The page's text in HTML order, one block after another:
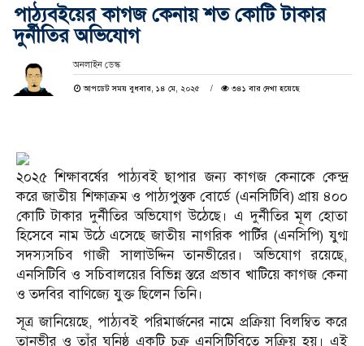
পাঠ্যবইয়ের কাগজ কেনায় শত কোটি টাকার
দুর্নীতির অভিযোগ
অনলাইন ডেস্ক
আপডেট সময় বুধবার, ১৪ মে, ২০২৫ ৩৪১ বার দেখা হয়েছে
২০২৫ শিক্ষাবর্ষের পাঠ্যবই ছাপার জন্য কাগজ কেনাকে কেন্দ্র
করে জাতীয় শিক্ষাক্রম ও পাঠ্যপুস্তক বোর্ডে (এনসিটিবি) প্রায় ৪০০
কোটি টাকার দুর্নীতির অভিযোগ উঠেছে। এ দুর্নীতির মূল হোতা
হিসেবে নাম উঠে এসেছে জাতীয় নাগরিক পার্টির (এনসিপি) যুগ্ম
সদস্যসচিব গাজী সালাউদ্দিন তানভীরের। অভিযোগ রয়েছে,
এনসিটিবি ও সচিবালয়ের বিভিন্ন স্তরে প্রভাব খাটিয়ে কাগজ কেনা
ও তদবির বাণিজ্যে যুক্ত ছিলেন তিনি।
সূত্র জানিয়েছে, পাঠ্যবই পরিমার্জনের নামে প্রক্রিয়া বিলম্বিত করে
তানভীর ও তাঁর ঘনিষ্ঠ একটি চক্র এনসিটিবিতে সক্রিয় হয়। এই